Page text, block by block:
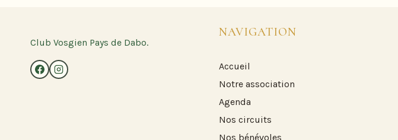
Club Vosgien Pays de Dabo.
NAVIGATION
Accueil
Notre association
Agenda
Nos circuits
Nos bénévoles